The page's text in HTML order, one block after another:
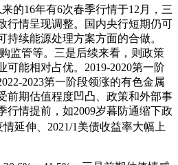
的16年有6次春季行情于12月，三
行情呈现调整。国内央行短期仍可
续能源处理方案方面的合做。
监管等。三是后续来看，则政策
可能相对占优。2019-2020第一阶
2023第一阶段领涨的有色金属
前期估值程度凹凸、政策和外部事
行情提前，如2009岁暮防通缩下政
延伸、2021/1美债收益率大幅上